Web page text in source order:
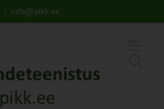
| info@pikk.ee